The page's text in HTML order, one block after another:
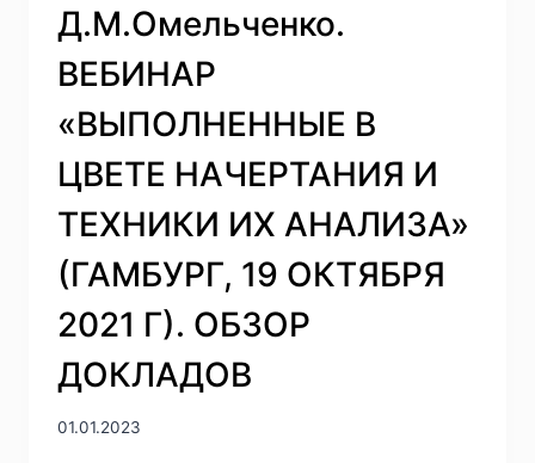
ДЛЯ
РЕСТАВРАЦИИ
АТРИБУЦИИ
В
МУЗЕЕ-
Д.М.Омельченко.
ВЕБИНАР
«ВЫПОЛНЕННЫЕ В
ЦВЕТЕ НАЧЕРТАНИЯ И
ТЕХНИКИ ИХ АНАЛИЗА»
(ГАМБУРГ, 19 ОКТЯБРЯ
2021 Г). ОБЗОР
ДОКЛАДОВ
01.01.2023